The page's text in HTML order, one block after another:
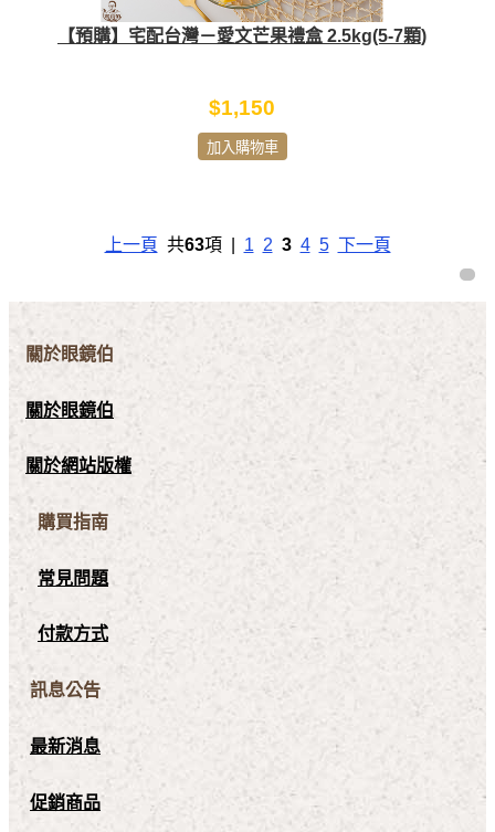
【預購】宅配台灣－愛文芒果禮盒 2.5kg(5-7顆)
$1,150
加入購物車
上一頁 共63項 | 1 2 3 4 5 下一頁
關於眼鏡伯
關於眼鏡伯
關於網站版權
購買指南
常見問題
付款方式
訊息公告
最新消息
促銷商品